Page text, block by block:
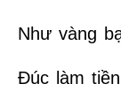
Như vàng
Đúc làm